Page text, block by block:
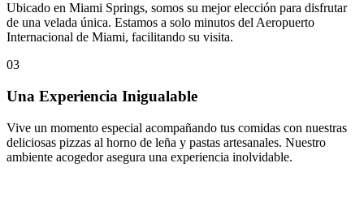
Ubicado en Miami Springs, somos su mejor elección para disfrutar
de una velada única. Estamos a solo minutos del Aeropuerto
Internacional de Miami, facilitando su visita.
03
Una Experiencia Inigualable
Vive un momento especial acompañando tus comidas con nuestras
deliciosas pizzas al horno de leña y pastas artesanales. Nuestro
ambiente acogedor asegura una experiencia inolvidable.